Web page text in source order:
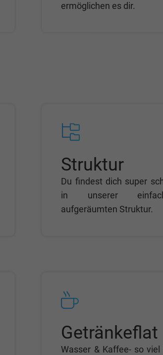
ermöglichen es dir.
Struktur
Du findest dich super
in unserer
aufgeräumten Struktur.
Getränkeflat
Wasser & Kaffee- so